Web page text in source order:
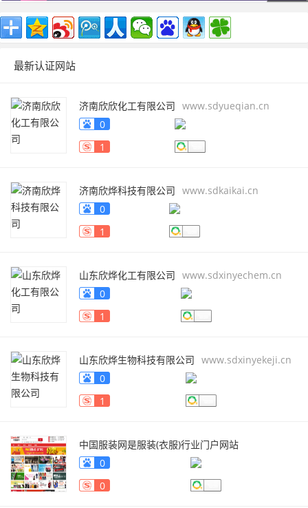
最新认证网站
济南欣欣化工有限公司 www.sdyueqian.cn
0
1
济南欣烨科技有限公司 www.sdkaikai.cn
0
1
山东欣烨化工有限公司 www.sdxinyechem.cn
0
1
山东欣烨生物科技有限公司 www.sdxinyekeji.cn
0
1
中国服装网是服装(衣服)行业门户网站
fuzhuang.qiyeku.cn
0
0